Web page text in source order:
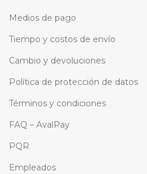
Medios de pago
Tiempo y costos de envío
Cambio y devoluciones
Política de protección de datos
Términos y condiciones
FAQ – AvalPay
PQR
Empleados